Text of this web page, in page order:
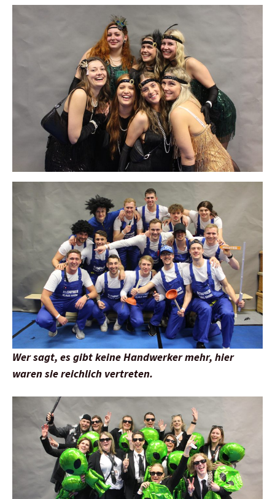
Wer sagt, es gibt keine Handwerker mehr, hier
waren sie reichlich vertreten.